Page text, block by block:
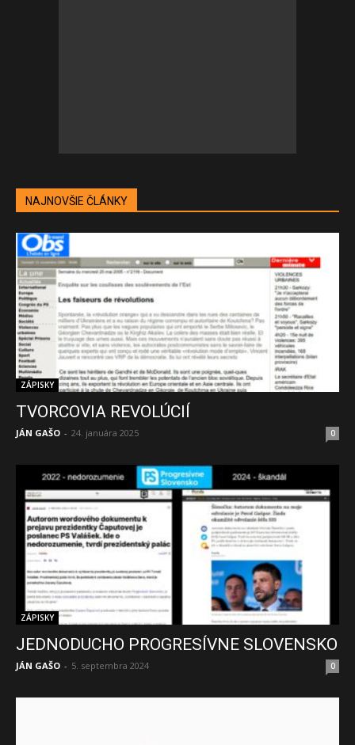
NAJNOVŠIE ČLÁNKY
ZÁPISKY
TVORCOVIA REVOLÚCIÍ
JÁN GAŠO - 24. januára 2025 0
ZÁPISKY
JEDNODUCHO PROGRESÍVNE SLOVENSKO
JÁN GAŠO - 5. septembra 2024 0